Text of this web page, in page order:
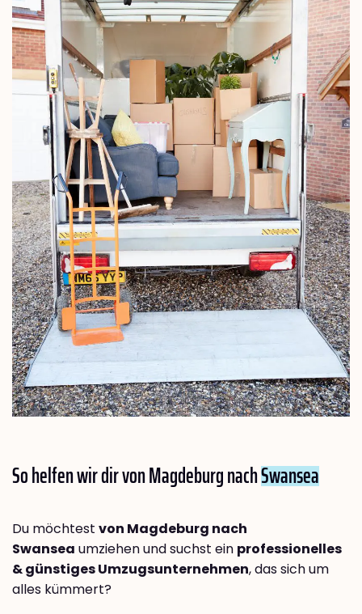
So helfen wir dir von Magdeburg nachSwansea
Du möchtest von Magdeburg nach
Swansea umziehen und suchst ein professionelles
& günstiges Umzugsunternehmen, das sich um
alles kümmert?